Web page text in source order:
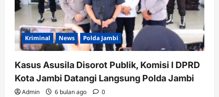
Kriminal News Polda Jambi
Kasus Asusila Disorot Publik, Komisi I DPRD
Kota Jambi Datangi Langsung Polda Jambi
Admin 6 bulan ago 0